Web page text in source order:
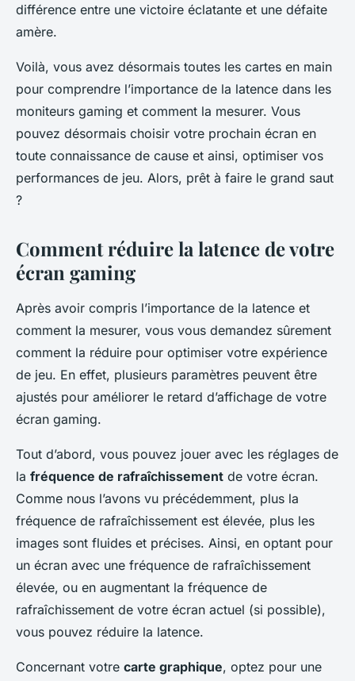
différence entre une victoire éclatante et une défaite
amère.
Voilà, vous avez désormais toutes les cartes en main
pour comprendre l’importance de la latence dans les
moniteurs gaming et comment la mesurer. Vous
pouvez désormais choisir votre prochain écran en
toute connaissance de cause et ainsi, optimiser vos
performances de jeu. Alors, prêt à faire le grand saut
?
Comment réduire la latence de votre
écran gaming
Après avoir compris l’importance de la latence et
comment la mesurer, vous vous demandez sûrement
comment la réduire pour optimiser votre expérience
de jeu. En effet, plusieurs paramètres peuvent être
ajustés pour améliorer le retard d’affichage de votre
écran gaming.
Tout d’abord, vous pouvez jouer avec les réglages de
la fréquence de rafraîchissement de votre écran.
Comme nous l’avons vu précédemment, plus la
fréquence de rafraîchissement est élevée, plus les
images sont fluides et précises. Ainsi, en optant pour
un écran avec une fréquence de rafraîchissement
élevée, ou en augmentant la fréquence de
rafraîchissement de votre écran actuel (si possible),
vous pouvez réduire la latence.
Concernant votre carte graphique, optez pour une